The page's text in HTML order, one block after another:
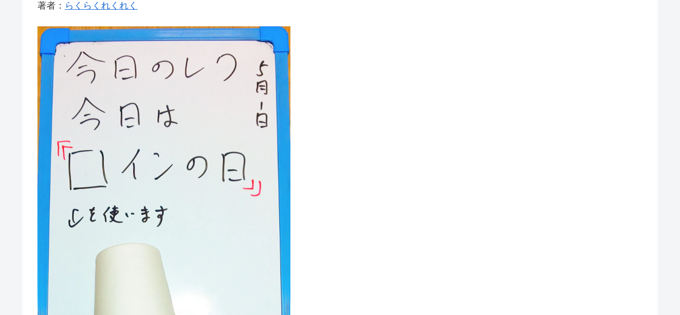
著者： らくらくれくれく